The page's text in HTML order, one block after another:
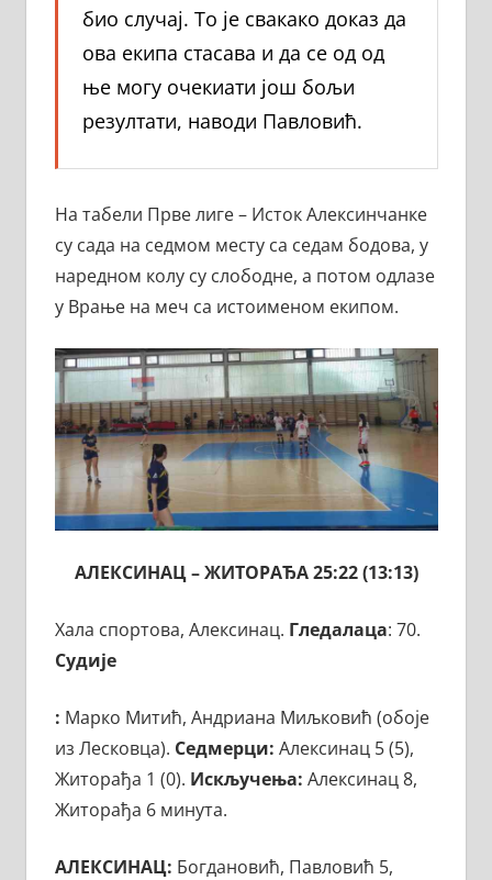
био случај. То је свакако доказ да
ова екипа стасава и да се од од
ње могу очекиати још бољи
резултати, наводи Павловић.
На табели Прве лиге – Исток Алексинчанке
су сада на седмом месту са седам бодова, у
наредном колу су слободне, а потом одлазе
у Врање на меч са истоименом екипом.
АЛЕКСИНАЦ – ЖИТОРАЂА 25:22 (13:13)
Хала спортова, Алексинац. Гледалаца: 70.
Судије
: Марко Митић, Андриана Миљковић (обоје
из Лесковца). Седмерци: Алексинац 5 (5),
Житорађа 1 (0). Искључења: Алексинац 8,
Житорађа 6 минута.
АЛЕКСИНАЦ: Богдановић, Павловић 5,